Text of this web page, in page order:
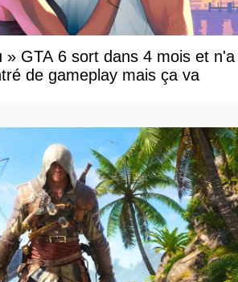
» GTA 6 sort dans 4 mois et n'a
de gameplay mais ça va